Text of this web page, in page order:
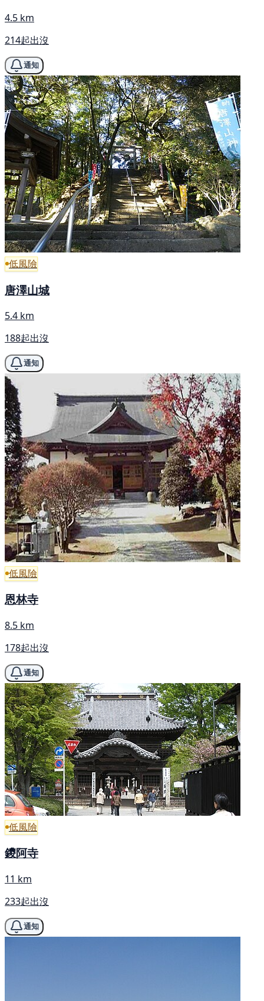
4.5 km
214起出沒
通知
低風險
唐澤山城
5.4 km
188起出沒
通知
低風險
恩林寺
8.5 km
178起出沒
通知
低風險
鑁阿寺
11 km
233起出沒
通知